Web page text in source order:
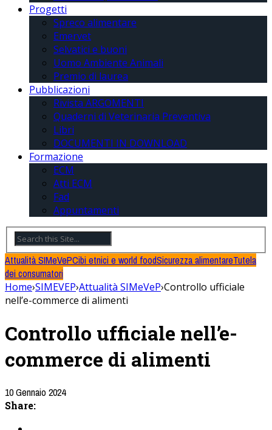
Progetti
Spreco alimentare
Emervet
Selvatici e buoni
Uomo Ambiente Animali
Premio di laurea
Pubblicazioni
Rivista ARGOMENTI
Quaderni di Veterinaria Preventiva
Libri
DOCUMENTI IN DOWNLOAD
Formazione
ECM
Atti ECM
Fad
Appuntamenti
Attualità SIMeVePCibi etnici e world foodSicurezza alimentareTutela
dei consumatori
Home›SIMEVEP›Attualità SIMeVeP›Controllo ufficiale
nell’e-commerce di alimenti
Controllo ufficiale nell’e-
commerce di alimenti
10 Gennaio 2024
Share: